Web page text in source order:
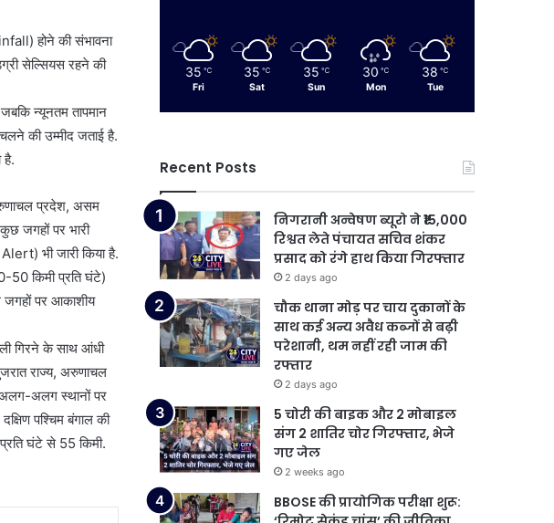
होने की संभावना
सेल्सियस रहने की
न्यूनतम तापमान
की उम्मीद जताई है.
है.
प्रदेश, असम
जगहों पर भारी
भी जारी किया है.
50 किमी प्रति घंटे)
पर आकाशीय
गिरने के साथ आंधी
राज्य, अरुणाचल
अलग-अलग स्थानों पर
पश्चिम बंगाल की
घंटे से 55 किमी.
35 ℃
Fri
35 ℃
Sat
35 ℃
Sun
30 ℃
Mon
38 ℃
Tue
Recent Posts
निगरानी अन्वेषण ब्यूरो ने ₹15,000
रिश्वत लेते पंचायत सचिव शंकर
प्रसाद को रंगे हाथ किया गिरफ्तार
2 days ago
चौक थाना मोड़ पर चाय दुकानों के
साथ कई अन्य अवैध कब्जों से बढ़ी
परेशानी, थम नहीं रही जाम की
रफ्तार
2 days ago
5 चोरी की बाइक और 2 मोबाइल
संग 2 शातिर चोर गिरफ्तार, भेजे
गए जेल
2 weeks ago
BBOSE की प्रायोगिक परीक्षा शुरू: